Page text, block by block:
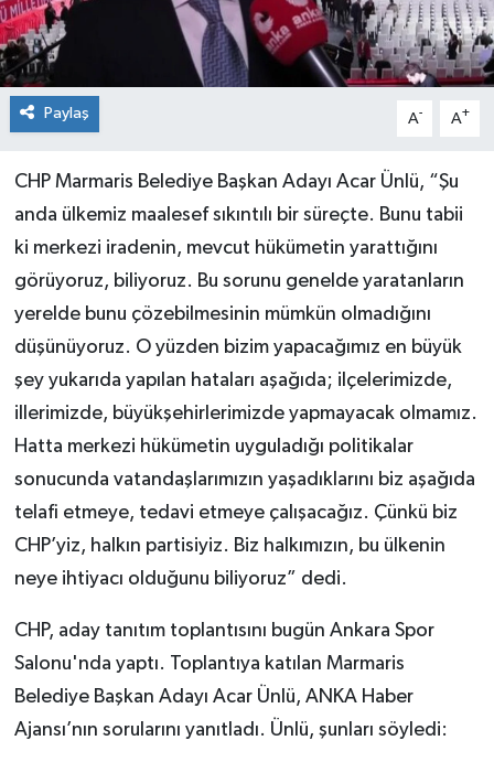
Paylaş A- A+
CHP Marmaris Belediye Başkan Adayı Acar Ünlü, “Şu
anda ülkemiz maalesef sıkıntılı bir süreçte. Bunu tabii
ki merkezi iradenin, mevcut hükümetin yarattığını
görüyoruz, biliyoruz. Bu sorunu genelde yaratanların
yerelde bunu çözebilmesinin mümkün olmadığını
düşünüyoruz. O yüzden bizim yapacağımız en büyük
şey yukarıda yapılan hataları aşağıda; ilçelerimizde,
illerimizde, büyükşehirlerimizde yapmayacak olmamız.
Hatta merkezi hükümetin uyguladığı politikalar
sonucunda vatandaşlarımızın yaşadıklarını biz aşağıda
telafi etmeye, tedavi etmeye çalışacağız. Çünkü biz
CHP’yiz, halkın partisiyiz. Biz halkımızın, bu ülkenin
neye ihtiyacı olduğunu biliyoruz” dedi.
CHP, aday tanıtım toplantısını bugün Ankara Spor
Salonu'nda yaptı. Toplantıya katılan Marmaris
Belediye Başkan Adayı Acar Ünlü, ANKA Haber
Ajansı’nın sorularını yanıtladı. Ünlü, şunları söyledi: